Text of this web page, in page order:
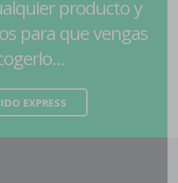
producto y
para que vengas
EXPRESS